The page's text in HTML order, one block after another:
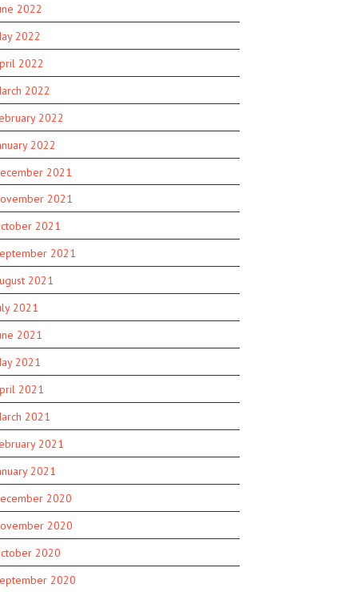
2022
2022
2022
2022
2022
2022
2021
2021
2021
2021
2021
2021
2021
2021
2021
2021
2021
2021
2020
2020
2020
2020